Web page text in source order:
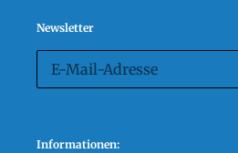
Newsletter
Informationen: